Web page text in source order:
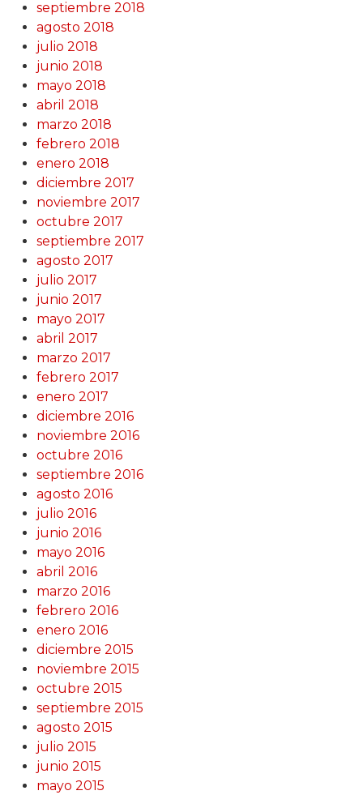
septiembre 2018
agosto 2018
julio 2018
junio 2018
mayo 2018
abril 2018
marzo 2018
febrero 2018
enero 2018
diciembre 2017
noviembre 2017
octubre 2017
septiembre 2017
agosto 2017
julio 2017
junio 2017
mayo 2017
abril 2017
marzo 2017
febrero 2017
enero 2017
diciembre 2016
noviembre 2016
octubre 2016
septiembre 2016
agosto 2016
julio 2016
junio 2016
mayo 2016
abril 2016
marzo 2016
febrero 2016
enero 2016
diciembre 2015
noviembre 2015
octubre 2015
septiembre 2015
agosto 2015
julio 2015
junio 2015
mayo 2015